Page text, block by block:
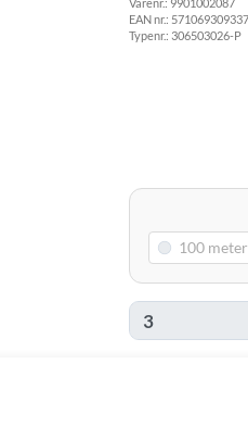
Svenstrup
(9230)
EAN nr.:
Typenr.: 306503026-P